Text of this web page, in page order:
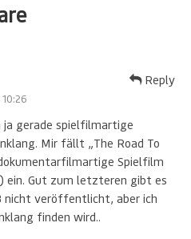
gerade spielfilmartige
Mir fällt „The Road To
Spielfilm
ein. Gut zum letzteren gibt es
nicht veröffentlicht, aber ich
finden wird..
Reply